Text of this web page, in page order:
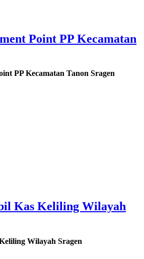
Point PP Kecamatan
PP Kecamatan Tanon Sragen
Kas Keliling Wilayah
Wilayah Sragen